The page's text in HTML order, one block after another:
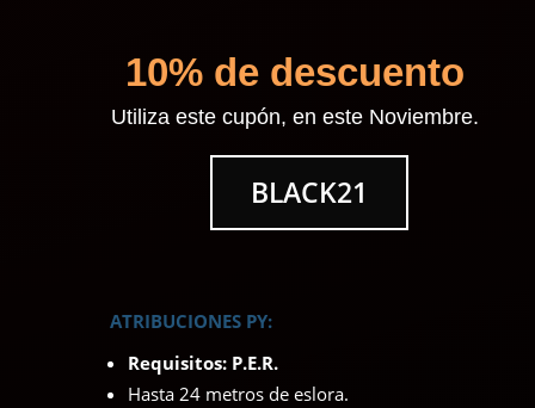
10% de descuento
Utiliza este cupón, en este Noviembre.
BLACK21
ATRIBUCIONES PY:
Requisitos: P.E.R.
Hasta 24 metros de eslora.